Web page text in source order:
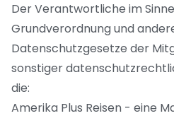
Der Verantwortliche im
Grundverordnung und
Datenschutzgesetze der
sonstiger
die:
Amerika Plus Reisen - eine